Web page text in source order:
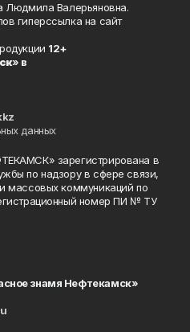
Людмила Валерьяновна.
гиперссылка на сайт
12+
» в
данных
зарегистрирована в
по надзору в сфере связи,
массовых коммуникаций по
номер ПИ № ТУ
знамя Нефтекамск»